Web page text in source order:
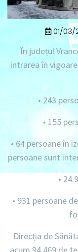
01/03/
În județul
intrarea în
• 243
• 155
• 64 persoane în
persoane sunt
•
• 931 persoane
Direcția de